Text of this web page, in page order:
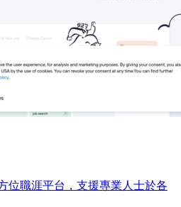
位職涯平台，支援專業人士於各